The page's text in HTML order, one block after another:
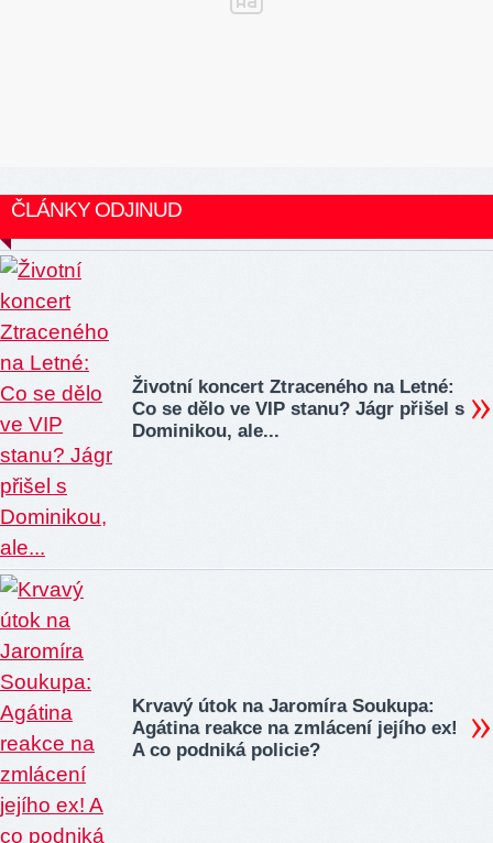
ČLÁNKY ODJINUD
Životní koncert Ztraceného na Letné:
Co se dělo ve VIP stanu? Jágr přišel s
Dominikou, ale...
Krvavý útok na Jaromíra Soukupa:
Agátina reakce na zmlácení jejího ex!
A co podniká policie?